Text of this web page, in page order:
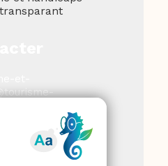
Instagram
contact